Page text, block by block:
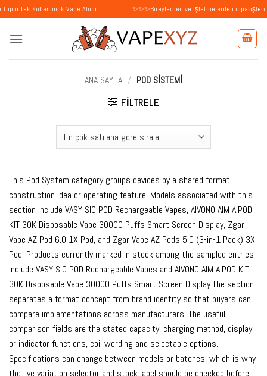
İçeriğe
atla
Vape Alımı ✨✨✨Bireylerden ve işletmelerden siparişleri kabul
ANA SAYFA / POD SISTEMI
FILTRELE
This Pod System category groups devices by a shared format,
construction idea or operating feature. Models associated with this
section include VASY SIO POD Rechargeable Vapes, AIVONO AIM AIPOD
KIT 30K Disposable Vape 30000 Puffs Smart Screen Display, Zgar
Vape AZ Pod 6.0 1X Pod, and Zgar Vape AZ Pods 5.0 (3-in-1 Pack) 3X
Pod. Products currently marked in stock among the sampled entries
include VASY SIO POD Rechargeable Vapes and AIVONO AIM AIPOD KIT
30K Disposable Vape 30000 Puffs Smart Screen Display.The section
separates a format concept from brand identity so that buyers can
compare implementations across manufacturers. The useful
comparison fields are the stated capacity, charging method, display
or indicator functions, coil wording and selectable options.
Specifications can change between models or batches, which is why
the live variation selector and stock label should be checked before